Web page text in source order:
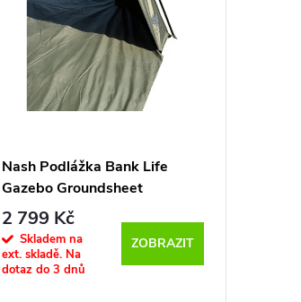
Nash Podlážka Bank Life
Gazebo Groundsheet
2 799 Kč
Skladem na
ext. skladě. Na
dotaz do 3 dnů
ZOBRAZIT